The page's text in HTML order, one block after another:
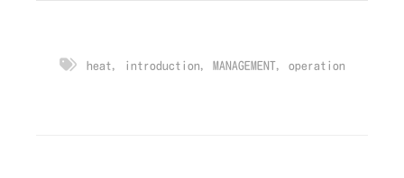
heat, introduction, MANAGEMENT, operation